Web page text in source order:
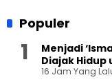
Populer
Menjadi
Diajak Hidup
16 Jam Yang